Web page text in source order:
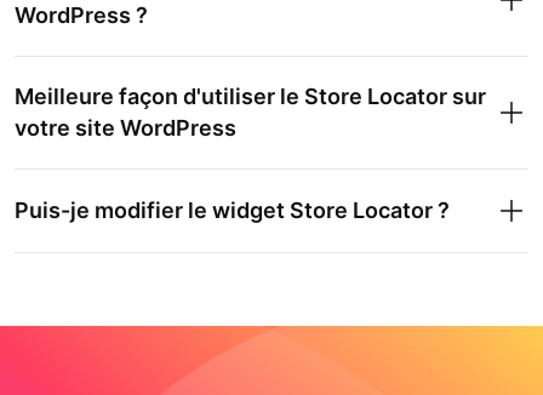
WordPress ?
Meilleure façon d'utiliser le Store Locator sur
votre site WordPress
Puis-je modifier le widget Store Locator ?